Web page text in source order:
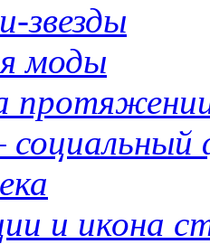
звезды
моды
и икона